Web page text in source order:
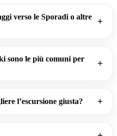
verso le Sporadi o altre
sono le più comuni per
l’escursione giusta?